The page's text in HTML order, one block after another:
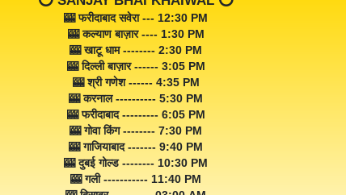
🎰 फरीदाबाद सवेरा --- 12:30 PM
🎰 कल्याण बाज़ार ---- 1:30 PM
🎰 खाटू धाम -------- 2:30 PM
🎰 दिल्ली बाज़ार ------ 3:05 PM
🎰 श्री गणेश ------ 4:35 PM
🎰 करनाल ---------- 5:30 PM
🎰 फरीदाबाद --------- 6:05 PM
🎰 गोवा किंग -------- 7:30 PM
🎰 गाजियाबाद ------- 9:40 PM
🎰 दुबई गोल्ड -------- 10:30 PM
🎰 गली ----------- 11:40 PM